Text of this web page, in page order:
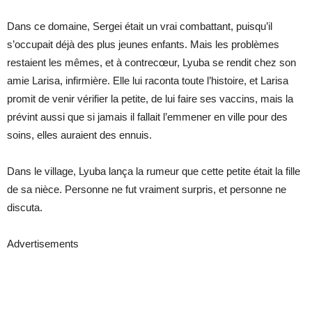
Dans ce domaine, Sergei était un vrai combattant, puisqu’il
s’occupait déjà des plus jeunes enfants. Mais les problèmes
restaient les mêmes, et à contrecœur, Lyuba se rendit chez son
amie Larisa, infirmière. Elle lui raconta toute l’histoire, et Larisa
promit de venir vérifier la petite, de lui faire ses vaccins, mais la
prévint aussi que si jamais il fallait l’emmener en ville pour des
soins, elles auraient des ennuis.
Dans le village, Lyuba lança la rumeur que cette petite était la fille
de sa nièce. Personne ne fut vraiment surpris, et personne ne
discuta.
Advertisements